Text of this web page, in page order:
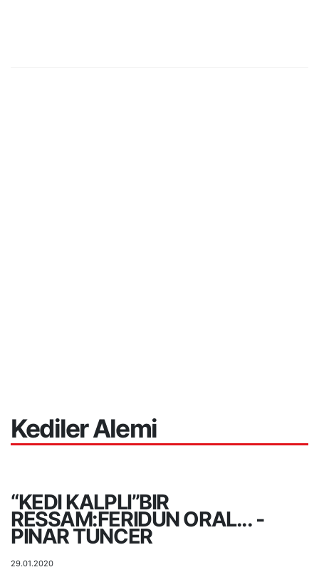
Kediler Alemi
“KEDI KALPLI”BIR
RESSAM:FERIDUN ORAL... -
PINAR TUNCER
29.01.2020